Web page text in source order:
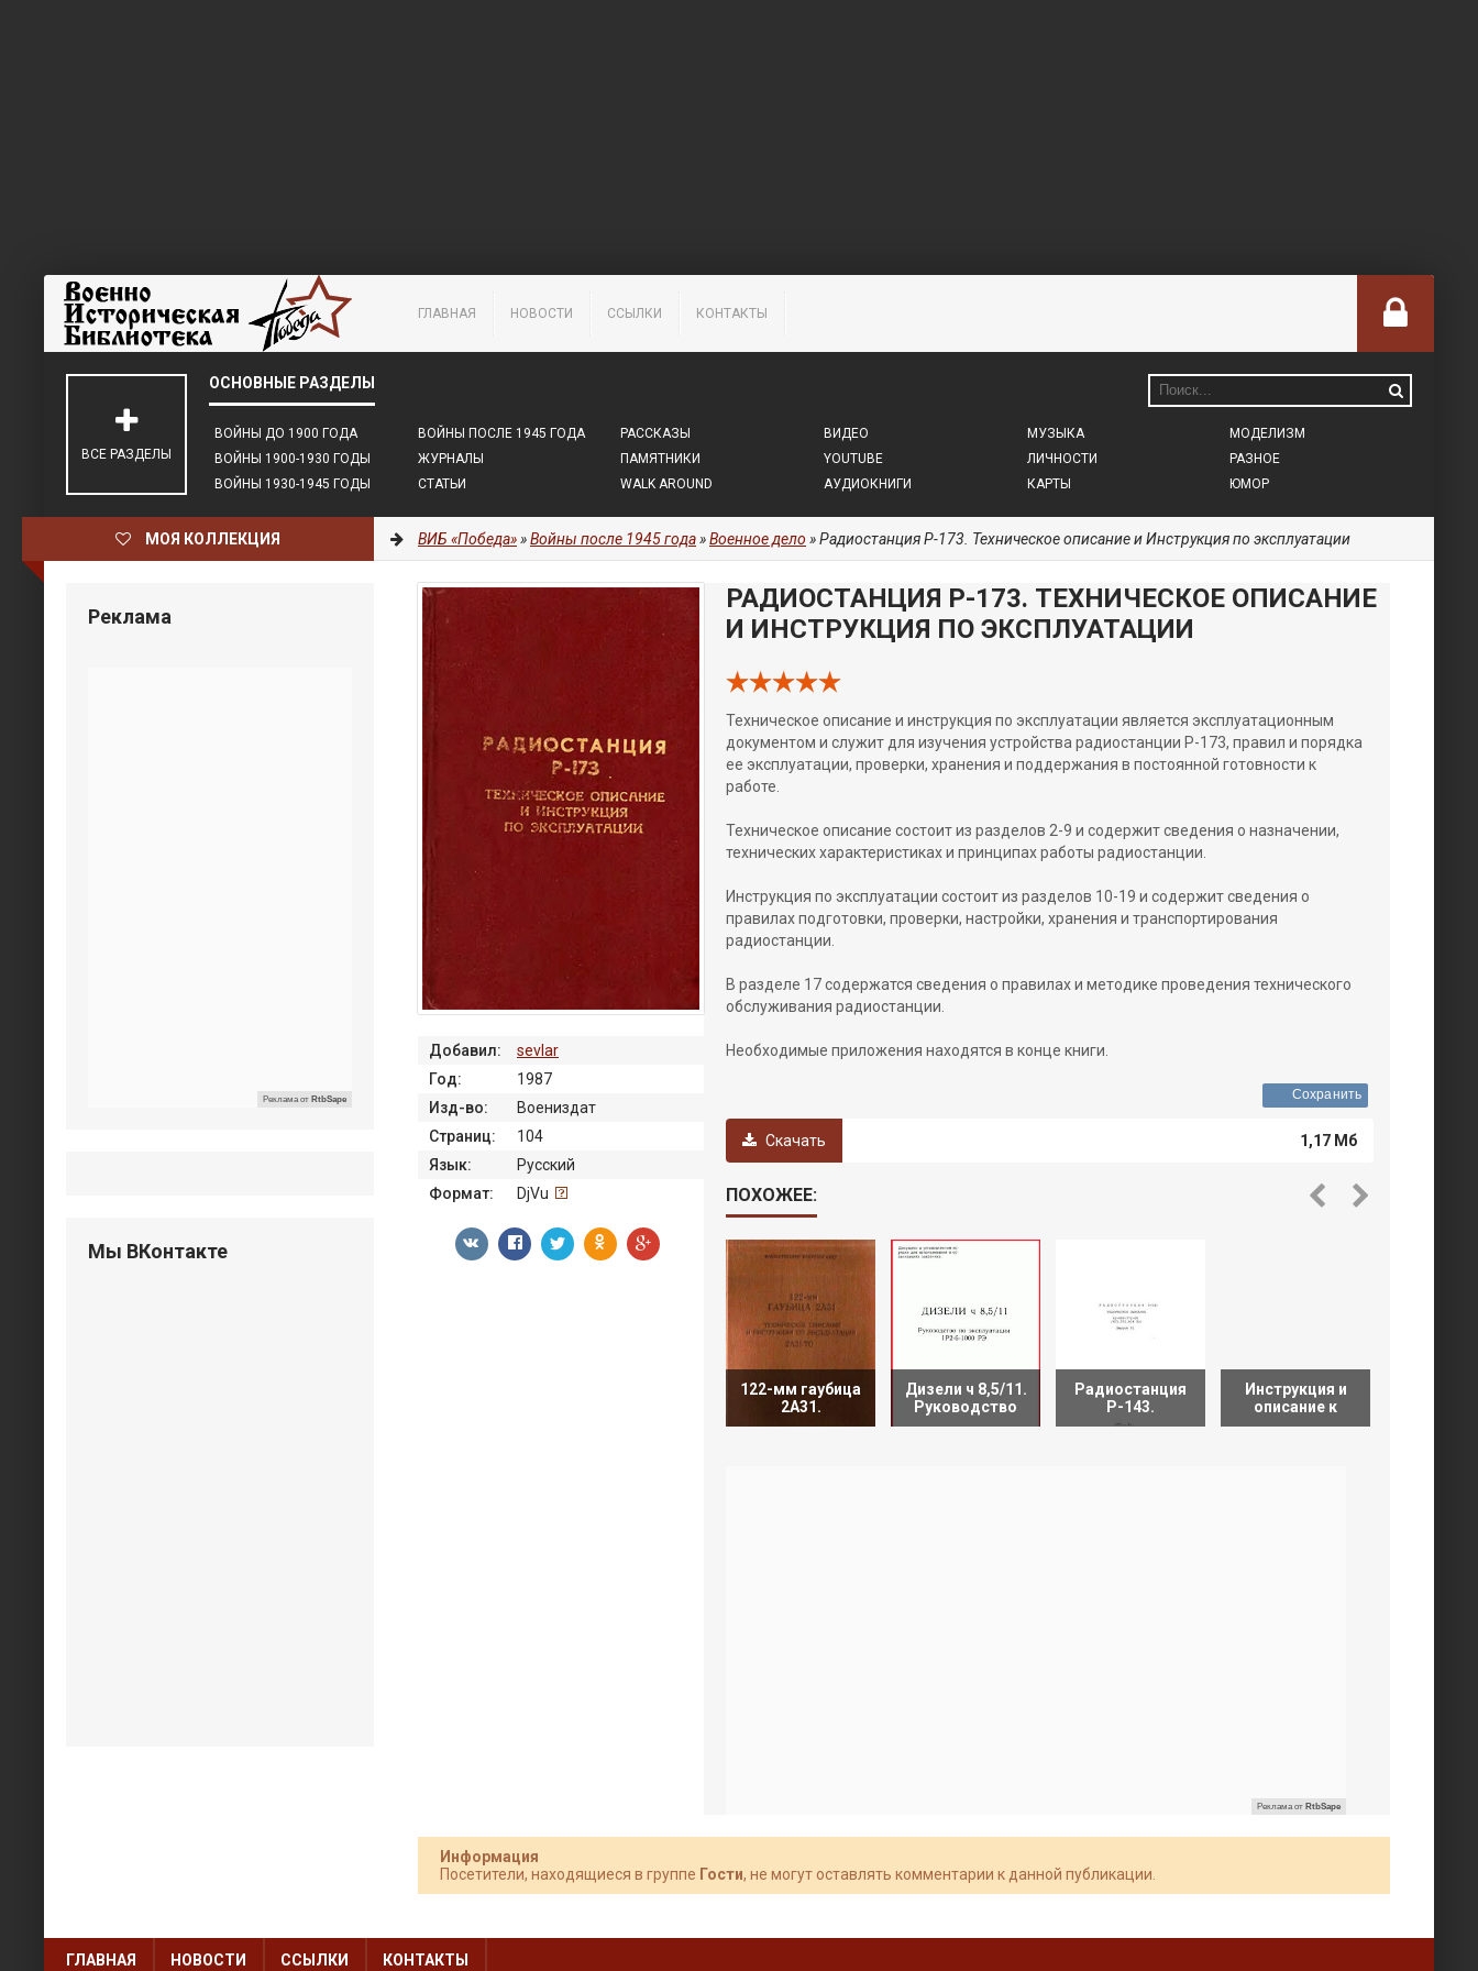
ГЛАВНАЯ НОВОСТИ ССЫЛКИ КОНТАКТЫ
ВОЙНЫ ДО 1900 ГОДА
ВОЙНЫ 1900-1930 ГОДЫ
ВОЙНЫ 1930-1945 ГОДЫ
ВОЙНЫ ПОСЛЕ 1945 ГОДА
ЖУРНАЛЫ
СТАТЬИ
РАССКАЗЫ
ПАМЯТНИКИ
WALK AROUND
ВИДЕО
YOUTUBE
АУДИОКНИГИ
МУЗЫКА
ЛИЧНОСТИ
КАРТЫ
МОДЕЛИЗМ
РАЗНОЕ
ЮМОР
ВСЕ РАЗДЕЛЫ
МОЯ КОЛЛЕКЦИЯ ВИБ «Победа»»Войны после 1945 года»Военное дело » Радиостанция Р-173. Техническое описание и Инструкция по эксплуатации
РАДИОСТАНЦИЯ Р-173. ТЕХНИЧЕСКОЕ ОПИСАНИЕ
И ИНСТРУКЦИЯ ПО ЭКСПЛУАТАЦИИ
Техническое описание и инструкция по эксплуатации является эксплуатационным
документом и служит для изучения устройства радиостанции Р-173, правил и порядка
ее эксплуатации, проверки, хранения и поддержания в постоянной готовности к
работе.
Техническое описание состоит из разделов 2-9 и содержит сведения о назначении,
технических характеристиках и принципах работы радиостанции.
Инструкция по эксплуатации состоит из разделов 10-19 и содержит сведения о
правилах подготовки, проверки, настройки, хранения и транспортирования
радиостанции.
В разделе 17 содержатся сведения о правилах и методике проведения технического
обслуживания радиостанции.
Необходимые приложения находятся в конце книги.
Сохранить
Скачать 1,17 Мб
Добавил:
sevlar
Год:
1987
Изд-во:
Воениздат
Страниц:
104
Язык:
Русский
Формат:
DjVu ПОХОЖЕЕ:
122-мм гаубица
2А31.
Дизели ч 8,5/11.
Руководство
Радиостанция
Р-143.
Инструкция и
описание к
Реклама от RtbSape
Информация
Посетители, находящиеся в группе Гости, не могут оставлять комментарии к данной публикации.
Реклама
Реклама от RtbSape
Мы ВКонтакте
ГЛАВНАЯ НОВОСТИ ССЫЛКИ КОНТАКТЫ